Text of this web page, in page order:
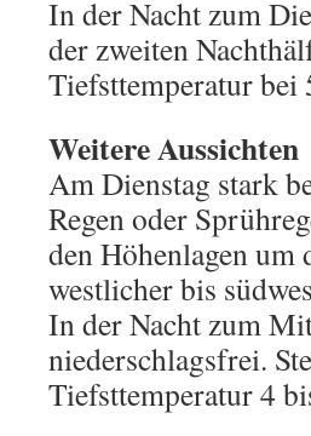
In der Nacht zum
der zweiten
Tiefsttemperatur bei
Weitere Aussichten
Am Dienstag stark
Regen oder
den Höhenlagen um
westlicher bis
In der Nacht zum
niederschlagsfrei.
Tiefsttemperatur 4